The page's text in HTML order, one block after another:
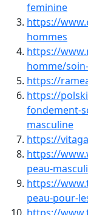
feminine
https://
hommes
https://
homme/
https://
https://
fondement-
masculine
https://
https://
peau-
https://
peau-pour-